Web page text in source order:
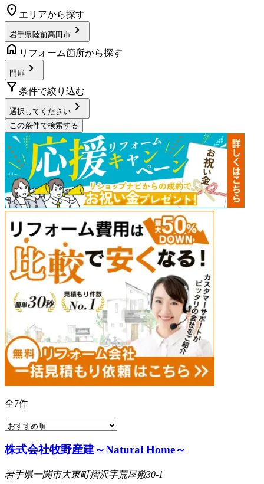
location_on エリアから探す
岩手県陸前高田市 chevron_right
home リフォーム箇所から探す
門扉 chevron_right
filter_alt 条件で絞り込む
選択してください chevron_right
この条件で検索する
全7件
株式会社牧野産建～Natural Home～
岩手県一関市大東町摺沢字荒屋敷30-1